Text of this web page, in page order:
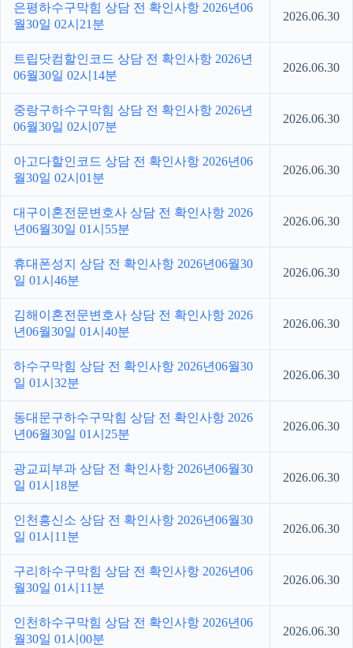
은평하수구막힘 상담 전 확인사항 2026년06
월30일 02시21분
2026.06.30
트립닷컴할인코드 상담 전 확인사항 2026년
06월30일 02시14분
2026.06.30
중랑구하수구막힘 상담 전 확인사항 2026년
06월30일 02시07분
2026.06.30
아고다할인코드 상담 전 확인사항 2026년06
월30일 02시01분
2026.06.30
대구이혼전문변호사 상담 전 확인사항 2026
년06월30일 01시55분
2026.06.30
휴대폰성지 상담 전 확인사항 2026년06월30
일 01시46분
2026.06.30
김해이혼전문변호사 상담 전 확인사항 2026
년06월30일 01시40분
2026.06.30
하수구막힘 상담 전 확인사항 2026년06월30
일 01시32분
2026.06.30
동대문구하수구막힘 상담 전 확인사항 2026
년06월30일 01시25분
2026.06.30
광교피부과 상담 전 확인사항 2026년06월30
일 01시18분
2026.06.30
인천흥신소 상담 전 확인사항 2026년06월30
일 01시11분
2026.06.30
구리하수구막힘 상담 전 확인사항 2026년06
월30일 01시11분
2026.06.30
인천하수구막힘 상담 전 확인사항 2026년06
월30일 01시00분
2026.06.30